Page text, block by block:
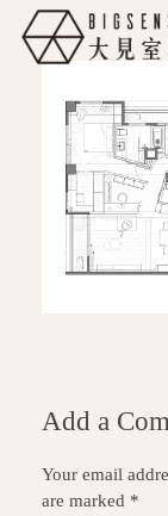
Add a
Your email
are marked *